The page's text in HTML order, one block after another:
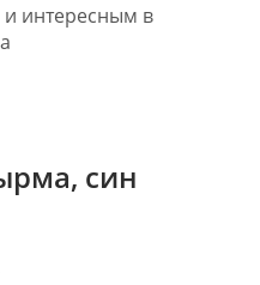
интересным в
син